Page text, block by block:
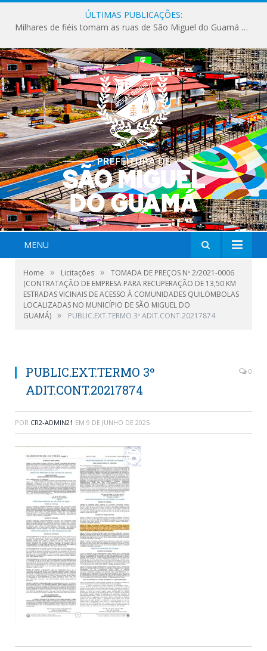
ÚLTIMAS PUBLICAÇÕES:
Milhares de fiéis tomam as ruas de São Miguel do Guamá em uma grande celebração de fé na Marcha para Jesus 2026.
MENU
Home » Licitações »
TOMADA DE PREÇOS Nº 2/2021-0006
(CONTRATAÇÃO DE EMPRESA PARA RECUPERAÇÃO DE 13,50 KM
ESTRADAS VICINAIS DE ACESSO À COMUNIDADES QUILOMBOLAS
LOCALIZADAS NO MUNICÍPIO DE SÃO MIGUEL DO
GUAMÁ) » PUBLIC.EXT.TERMO 3º ADIT.CONT.20217874
PUBLIC.EXT.TERMO 3º
ADIT.CONT.20217874
0
POR CR2-ADMIN21 EM 9 DE JUNHO DE 2025